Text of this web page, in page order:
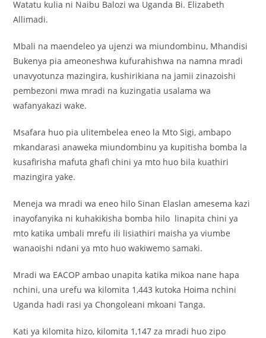
Watatu kulia ni Naibu Balozi wa Uganda Bi. Elizabeth
Allimadi.
Mbali na maendeleo ya ujenzi wa miundombinu, Mhandisi
Bukenya pia ameoneshwa kufurahishwa na namna mradi
unavyotunza mazingira, kushirikiana na jamii zinazoishi
pembezoni mwa mradi na kuzingatia usalama wa
wafanyakazi wake.
Msafara huo pia ulitembelea eneo la Mto Sigi, ambapo
mkandarasi anaweka miundombinu ya kupitisha bomba la
kusafirisha mafuta ghafi chini ya mto huo bila kuathiri
mazingira yake.
Meneja wa mradi wa eneo hilo Sinan Elaslan amesema kazi
inayofanyika ni kuhakikisha bomba hilo linapita chini ya
mto katika umbali mrefu ili lisiathiri maisha ya viumbe
wanaoishi ndani ya mto huo wakiwemo samaki.
Mradi wa EACOP ambao unapita katika mikoa nane hapa
nchini, una urefu wa kilomita 1,443 kutoka Hoima nchini
Uganda hadi rasi ya Chongoleani mkoani Tanga.
Kati ya kilomita hizo, kilomita 1,147 za mradi huo zipo